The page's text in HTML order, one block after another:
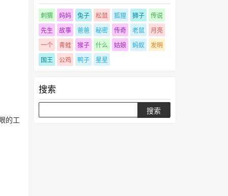
的工
刺猬 妈妈 兔子 松鼠 狐狸 狮子
传说
先生
故事 爸爸 秘密 传奇 老鼠
月亮
一个
青蛙 猴子 什么 姑娘 蚂蚁
发明
国王
公鸡 鸭子 星星
搜索